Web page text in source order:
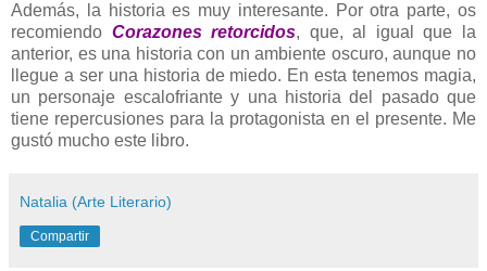
Además, la historia es muy interesante. Por otra parte, os
recomiendo Corazones retorcidos, que, al igual que la
anterior, es una historia con un ambiente oscuro, aunque no
llegue a ser una historia de miedo. En esta tenemos magia,
un personaje escalofriante y una historia del pasado que
tiene repercusiones para la protagonista en el presente. Me
gustó mucho este libro.
Natalia (Arte Literario)
Compartir